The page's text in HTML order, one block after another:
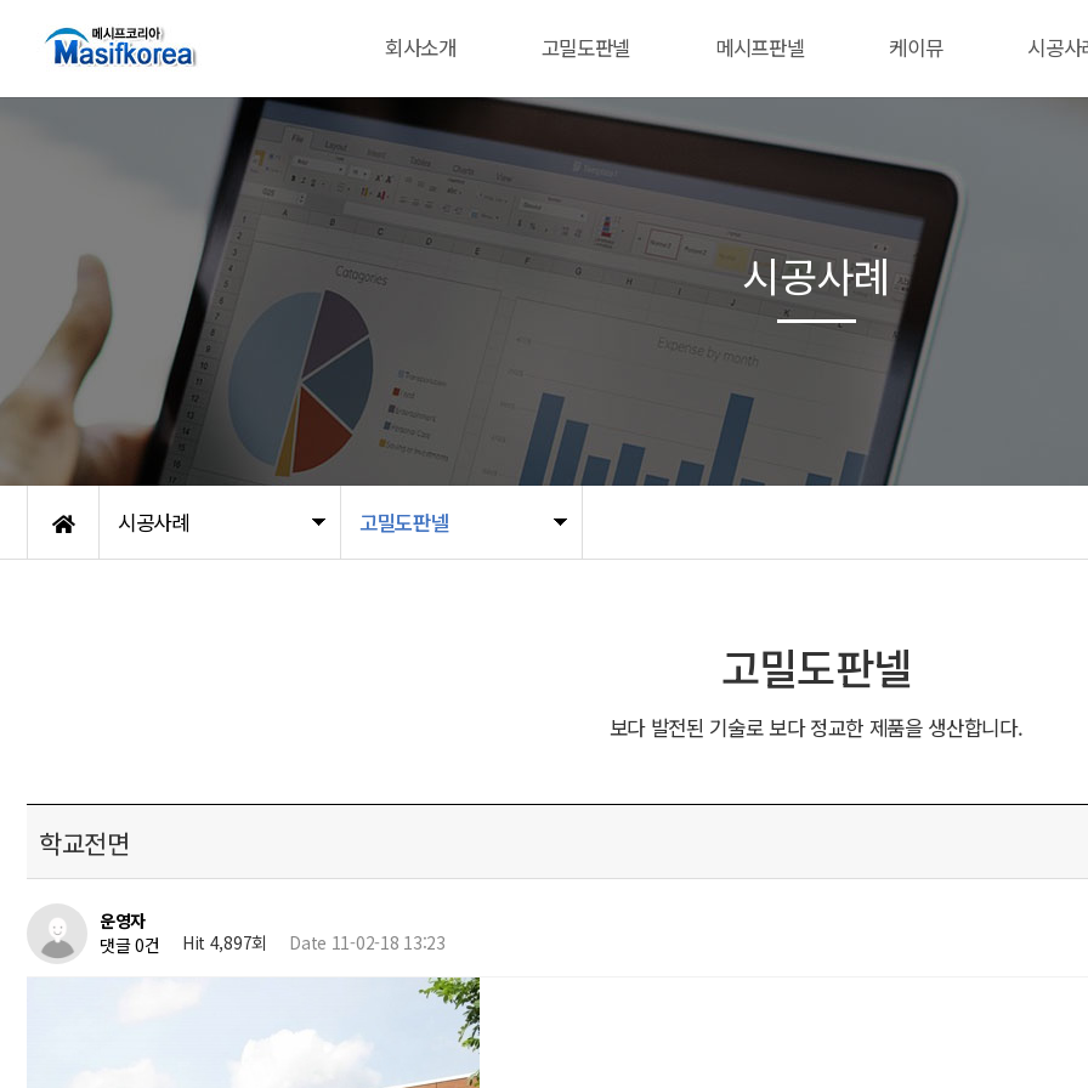
회사소개 고밀도판넬 메시프판넬 케이뮤 시공사
시공사례 고밀도판넬
시공사례
고밀도판넬
보다 발전된 기술로 보다 정교한 제품을 생산합니다.
학교전면
운영자
댓글 0건
Hit 4,897회 Date 11-02-18 13:23